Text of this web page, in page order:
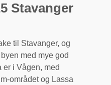
Stavanger
til Stavanger, og
med mye god
er i Vågen, med
området og Lassa